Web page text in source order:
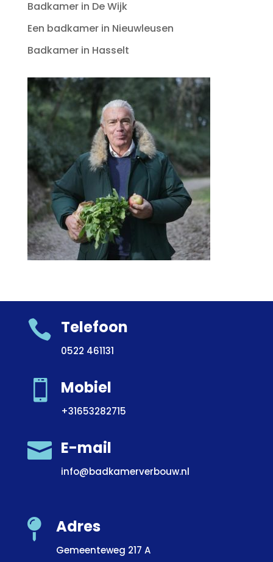
Badkamer in De Wijk
Een badkamer in Nieuwleusen
Badkamer in Hasselt
 Telefoon
0522 461131
 Mobiel
+31653282715
 E-mail
info@badkamerverbouw.nl
 Adres
Gemeenteweg 217 A